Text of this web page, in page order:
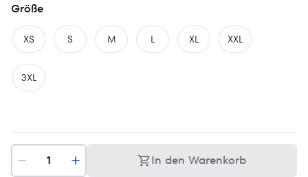
Größe
XS S M L XL XXL
3XL
In den Warenkorb